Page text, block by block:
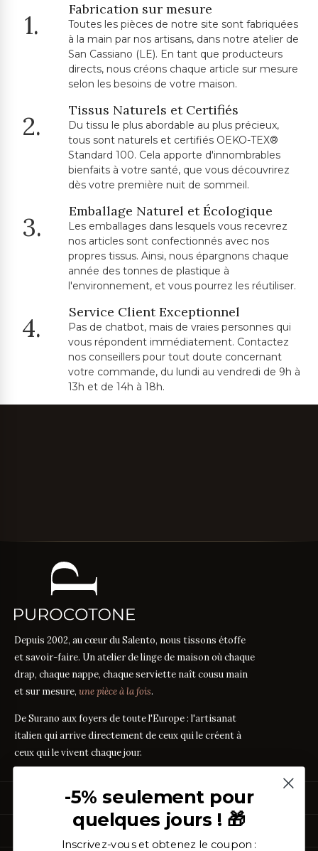
1.
Fabrication sur mesure
Toutes les pièces de notre site sont fabriquées
à la main par nos artisans, dans notre atelier de
San Cassiano (LE). En tant que producteurs
directs, nous créons chaque article sur mesure
selon les besoins de votre maison.
2.
Tissus Naturels et Certifiés
Du tissu le plus abordable au plus précieux,
tous sont naturels et certifiés OEKO-TEX®
Standard 100. Cela apporte d'innombrables
bienfaits à votre santé, que vous découvrirez
dès votre première nuit de sommeil.
3.
Emballage Naturel et Écologique
Les emballages dans lesquels vous recevrez
nos articles sont confectionnés avec nos
propres tissus. Ainsi, nous épargnons chaque
année des tonnes de plastique à
l'environnement, et vous pourrez les réutiliser.
4.
Service Client Exceptionnel
Pas de chatbot, mais de vraies personnes qui
vous répondent immédiatement. Contactez
nos conseillers pour tout doute concernant
votre commande, du lundi au vendredi de 9h à
13h et de 14h à 18h.
Depuis 2002, au cœur du Salento, nous tissons étoffe
et savoir-faire. Un atelier de linge de maison où chaque
drap, chaque nappe, chaque serviette naît cousu main
et sur mesure, une pièce à la fois.
De Surano aux foyers de toute l'Europe : l'artisanat
italien qui arrive directement de ceux qui le créent à
ceux qui le vivent chaque jour.
PRODUITS
GUIDES DES TISSUS
-5% seulement pour
quelques jours ! 🎁
Inscrivez-vous et obtenez le coupon :